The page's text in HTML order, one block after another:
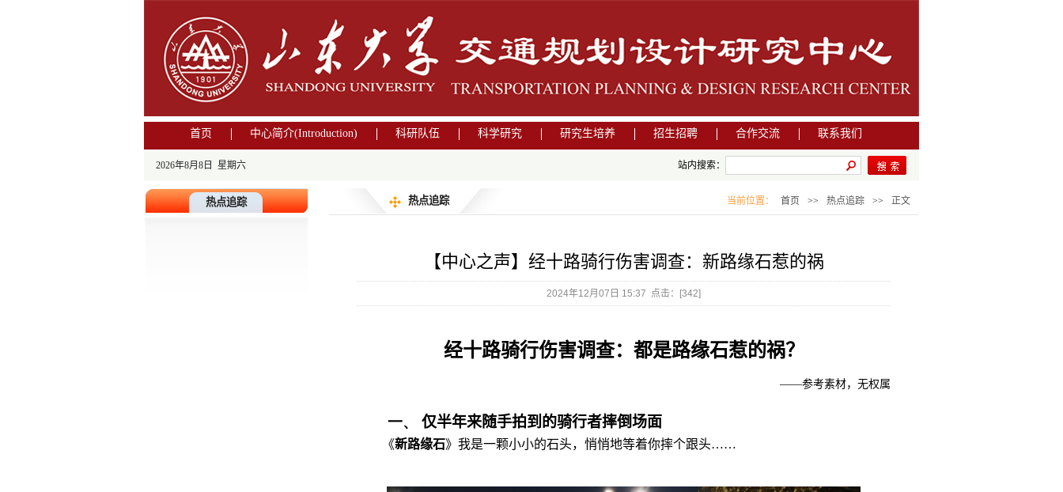
首页 中心简介(Introduction) 科研队伍 科学研究 研究生培养 招生招聘 合作交流 联系我们
2026年8月8日 星期六 站内搜索：
热点追踪 当前位置： 首页 >> 热点追踪 >> 正文
热点追踪
【中心之声】经十路骑行伤害调查：新路缘石惹的祸
2024年12月07日 15:37 点击：[342]
经十路骑行伤害调查：都是路缘石惹的祸？
——参考素材，无权属
一、 仅半年来随手拍到的骑行者摔倒场面
《新路缘石》我是一颗小小的石头，悄悄地等着你摔个跟头……